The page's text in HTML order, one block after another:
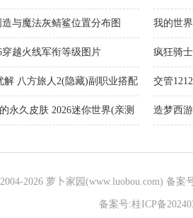
与魔法灰鲭鲨位置分布图 我的世
代码大全
越火线军衔等级图片 疯狂骑
洞)礼包
解 八方旅人2(隐藏)副职业搭配 交管
询高速
永久皮肤 2026迷你世界(亲测 造梦西
2026 萝卜家园(www.luobou.com) 备案
备案号:桂ICP备